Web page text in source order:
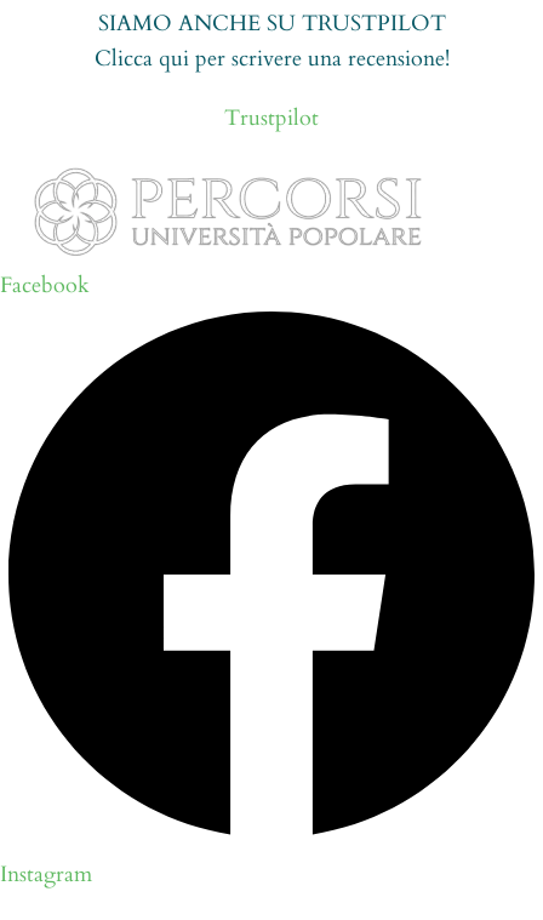
SIAMO ANCHE SU TRUSTPILOT
Clicca qui per scrivere una recensione!
Trustpilot
Facebook
Instagram